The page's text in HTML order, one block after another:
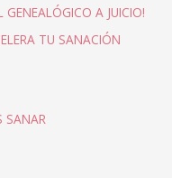
A JUICIO!
TU SANACIÓN
SANAR